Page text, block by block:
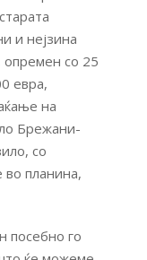
и нејзина
опремен со 25
евра,
на
Брежани-
со
во планина,
посебно го